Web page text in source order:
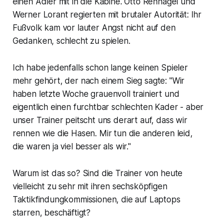
Werner Lorant regierten mit brutaler Autorität: Ihr
Fußvolk kam vor lauter Angst nicht auf den
Gedanken, schlecht zu spielen.
Ich habe jedenfalls schon lange keinen Spieler
mehr gehört, der nach einem Sieg sagte: "Wir
haben letzte Woche grauenvoll trainiert und
eigentlich einen furchtbar schlechten Kader - aber
unser Trainer peitscht uns derart auf, dass wir
rennen wie die Hasen. Mir tun die anderen leid,
die waren ja viel besser als wir."
Warum ist das so? Sind die Trainer von heute
vielleicht zu sehr mit ihren sechsköpfigen
Taktikfindungkommissionen, die auf Laptops
starren, beschäftigt?